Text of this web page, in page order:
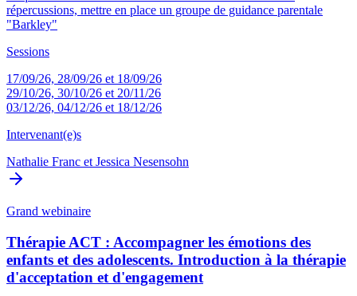
répercussions, mettre en place un groupe de guidance parentale
"Barkley"
Sessions
17/09/26, 28/09/26 et 18/09/26
29/10/26, 30/10/26 et 20/11/26
03/12/26, 04/12/26 et 18/12/26
Intervenant(e)s
Nathalie Franc etJessica Nesensohn
Grand webinaire
Thérapie ACT : Accompagner les émotions des
enfants et des adolescents. Introduction à la thérapie
d'acceptation et d'engagement